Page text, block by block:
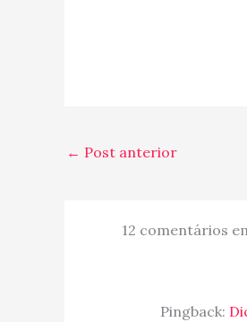
← Post anterior
12 comentários
Pingback: